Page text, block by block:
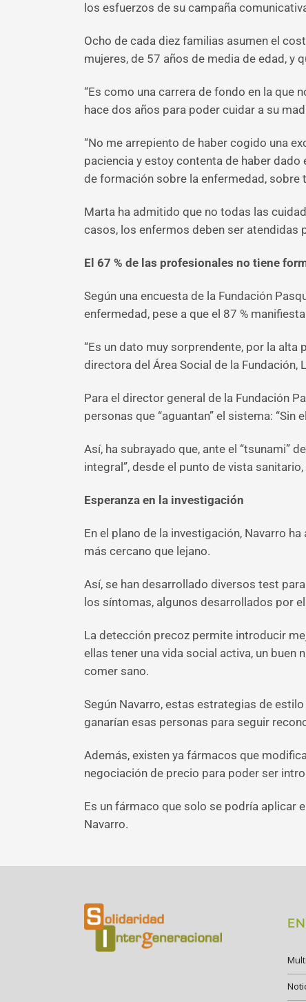
los esfuerzos de su campaña
Ocho de cada diez familias asumen el
mujeres, de 57 años de media de edad, y
“Es como una carrera de fondo en la que
hace dos años para poder cuidar a su
“No me arrepiento de haber cogido una
paciencia y estoy contenta de haber dado
de formación sobre la enfermedad,
Marta ha admitido que no todas las
casos, los enfermos deben ser atendidas
El 67 % de las profesionales no tiene
Según una encuesta de la Fundación
enfermedad, pese a que el 87 %
“Es un dato muy sorprendente, por la
directora del Área Social de la Fundación,
Para el director general de la Fundación
personas que “aguantan” el sistema: “Sin
Así, ha subrayado que, ante el “tsunami”
integral”, desde el punto de vista
Esperanza en la investigación
En el plano de la investigación, Navarro
más cercano que lejano.
Así, se han desarrollado diversos test
los síntomas, algunos desarrollados por
La detección precoz permite introducir
ellas tener una vida social activa, un
comer sano.
Según Navarro, estas estrategias de
ganarían esas personas para seguir
Además, existen ya fármacos que
negociación de precio para poder ser
Es un fármaco que solo se podría aplicar
Navarro.